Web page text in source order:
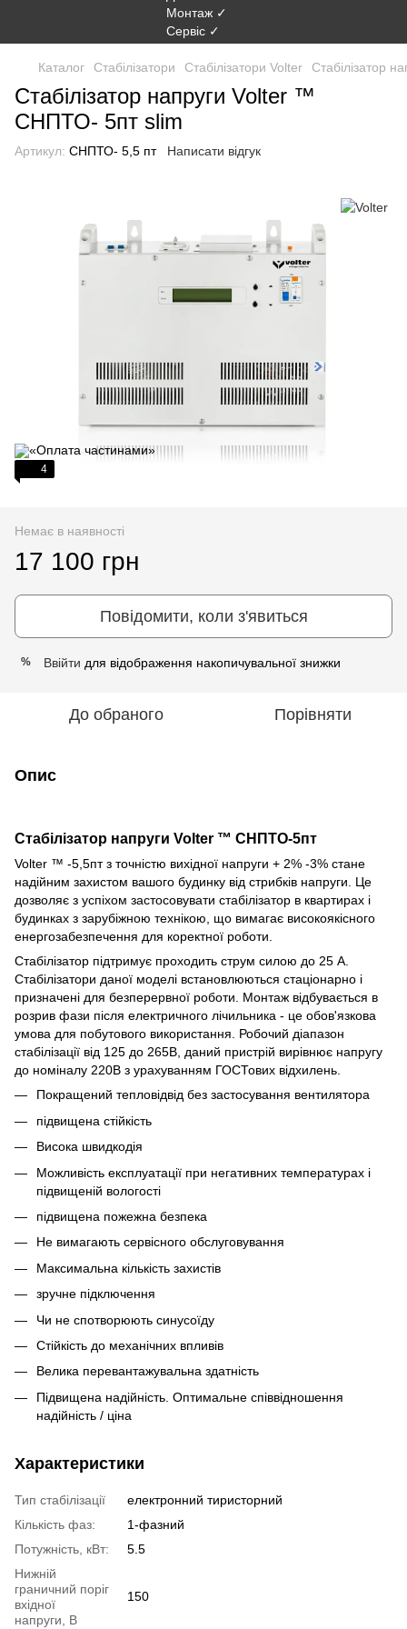
Каталог Стабілізатори Стабілізатори Volter Стабілізатор
Стабілізатор напруги Volter ™
СНПТО- 5пт slim
Артикул: СНПТО- 5,5 пт Написати відгук
4
Немає в наявності
17 100 грн
Повідомити, коли з'явиться
% Ввійти для відображення накопичувальної знижки
До обраного Порівняти
Опис
Стабілізатор напруги Volter ™ СНПТО-5пт
Volter ™ -5,5пт з точністю вихідної напруги + 2% -3% стане
надійним захистом вашого будинку від стрибків напруги. Це
дозволяє з успіхом застосовувати стабілізатор в квартирах і
будинках з зарубіжною технікою, що вимагає високоякісного
енергозабезпечення для коректної роботи.
Стабілізатор підтримує проходить струм силою до 25 А.
Стабілізатори даної моделі встановлюються стаціонарно і
призначені для безперервної роботи. Монтаж відбувається в
розрив фази після електричного лічильника - це обов'язкова
умова для побутового використання. Робочий діапазон
стабілізації від 125 до 265В, даний пристрій вирівнює напругу
до номіналу 220В з урахуванням ГОСТових відхилень.
Покращений тепловідвід без застосування вентилятора
підвищена стійкість
Висока швидкодія
Можливість експлуатації при негативних температурах і
підвищеній вологості
підвищена пожежна безпека
Не вимагають сервісного обслуговування
Максимальна кількість захистів
зручне підключення
Чи не спотворюють синусоїду
Стійкість до механічних впливів
Велика перевантажувальна здатність
Підвищена надійність. Оптимальне співвідношення
надійність / ціна
Характеристики
Тип стабілізації
електронний тиристорний
Кількість фаз:
1-фазний
Потужність, кВт:
5.5
Нижній
граничний поріг
вхідної
напруги, В
150